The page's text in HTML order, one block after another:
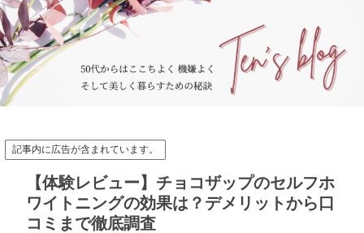
記事内に広告が含まれています。
【体験レビュー】チョコザップのセルフホ
ワイトニングの効果は？デメリットから口
コミまで徹底調査